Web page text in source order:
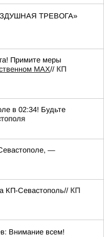
ТРЕВОГА»
Примите меры
MAX// КП
в 02:34! Будьте
—
КП-Севастополь// КП
Внимание всем!